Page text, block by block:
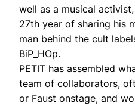
well as a musical
27th year of sharing his
man behind the cult
BiP_HOp.
PETIT has assembled
team of collaborators,
or Faust onstage, and